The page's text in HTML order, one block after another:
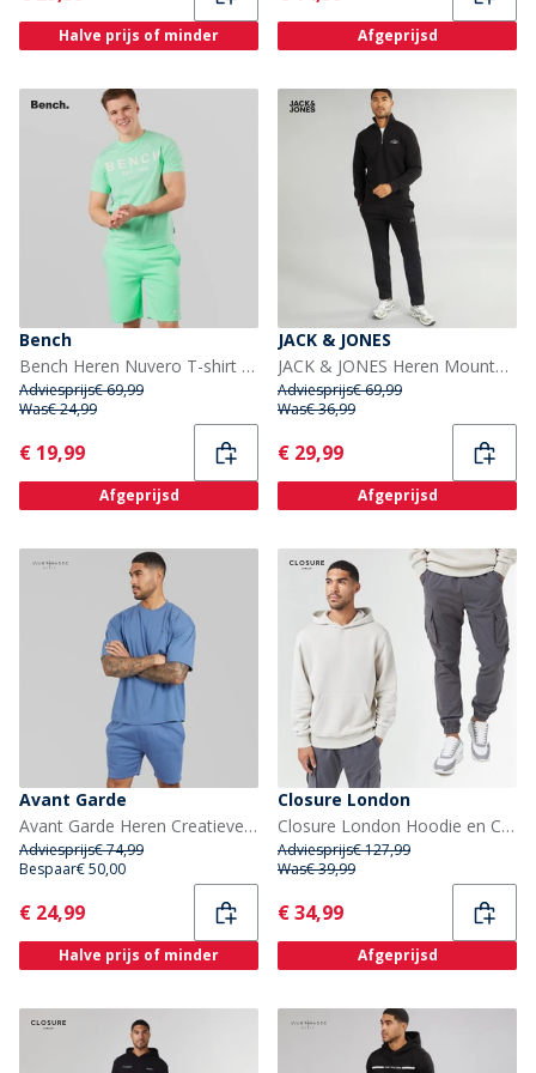
Halve prijs of minder Afgeprijsd
Bench
Bench Heren Nuvero T-shirt En Shorts Set Deep Mint
Adviesprijs€ 69,99
Was€ 24,99
Current
€ 19,99
Afgeprijsd
JACK & JONES
JACK & JONES Heren Mountain Open Zoom 1 / 4 Trainingspak Zwart
Adviesprijs€ 69,99
Was€ 36,99
Current
€ 29,99
Afgeprijsd
Avant Garde
Avant Garde Heren Creatieve T-shirt En Korte Broek Set Indigo Blue
Adviesprijs€ 74,99
Bespaar€ 50,00
Current
€ 24,99
Halve prijs of minder
Closure London
Closure London Hoodie en Cargo Broek Set Heren Steen/Antraciet
Adviesprijs€ 127,99
Was€ 39,99
Current
€ 34,99
Afgeprijsd